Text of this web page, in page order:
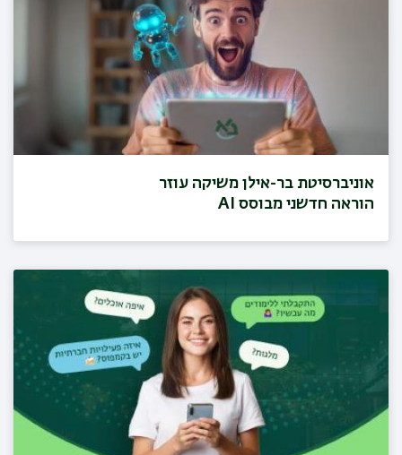
אוניברסיטת בר-אילן משיקה עוזר
הוראה חדשני מבוסס AI